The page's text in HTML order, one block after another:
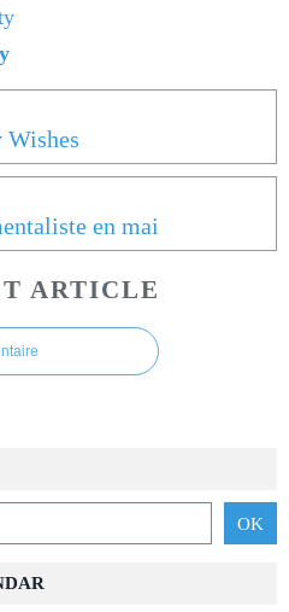
en mai
ARTICLE